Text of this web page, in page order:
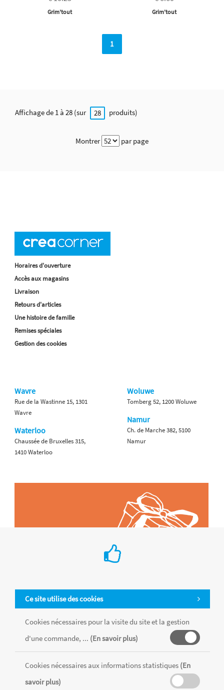
Grim'tout Grim'tout
1
Affichage de 1 à 28 (sur 28 produits)
Montrer par page
Ce site utilise des cookies
Cookies nécessaires pour la visite du site et la gestion
d'une commande, ... (En savoir plus)
Cookies nécessaires aux informations statistiques (En
savoir plus)
Horaires d'ouverture
Accès aux magasins
Livraison
Retours d'articles
Une histoire de famille
Remises spéciales
Gestion des cookies
Wavre
Rue de la Wastinne 15, 1301
Wavre
Waterloo
Chaussée de Bruxelles 315,
1410 Waterloo
Woluwe
Tomberg 52, 1200 Woluwe
Namur
Ch. de Marche 382, 5100
Namur
Tous les produits sont vendus dans la limite des stocks disponibles de